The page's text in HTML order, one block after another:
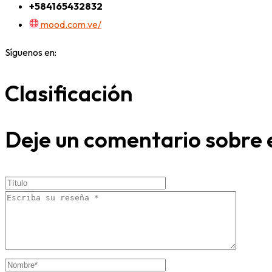
+584165432832
mood.com.ve/
Síguenos en:
Clasificación
Deje un comentario sobre